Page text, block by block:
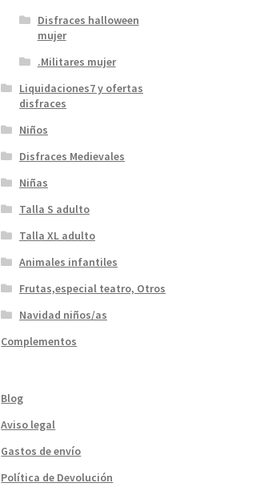
Disfraces halloween
mujer
.Militares mujer
Liquidaciones7 y ofertas
disfraces
Niños
Disfraces Medievales
Niñas
Talla S adulto
Talla XL adulto
Animales infantiles
Frutas,especial teatro, Otros
Navidad niños/as
Complementos
Blog
Aviso legal
Gastos de envío
Política de Devolución